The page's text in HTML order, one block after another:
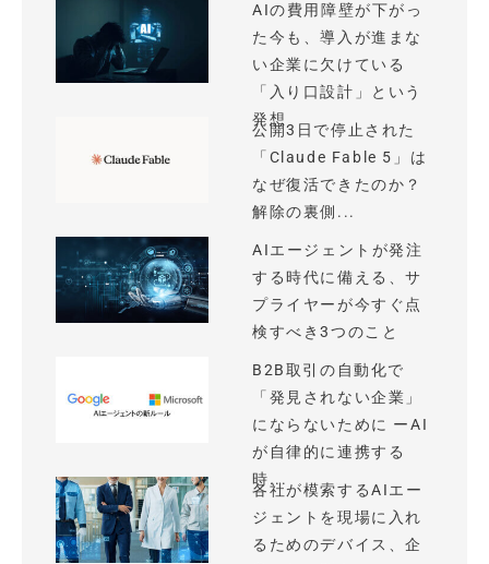
AIの費用障壁が下がっ
た今も、導入が進まな
い企業に欠けている
「入り口設計」という
発想
公開3日で停止された
「Claude Fable 5」は
なぜ復活できたのか？
解除の裏側...
AIエージェントが発注
する時代に備える、サ
プライヤーが今すぐ点
検すべき3つのこと
B2B取引の自動化で
「発見されない企業」
にならないために ーAI
が自律的に連携する
時...
各社が模索するAIエー
ジェントを現場に入れ
るためのデバイス、企